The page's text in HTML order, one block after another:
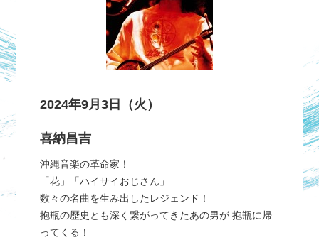
2024年9月3日（火）
喜納昌吉
沖縄音楽の革命家！
「花」「ハイサイおじさん」
数々の名曲を生み出したレジェンド！
抱瓶の歴史とも深く繋がってきたあの男が 抱瓶に帰
ってくる！